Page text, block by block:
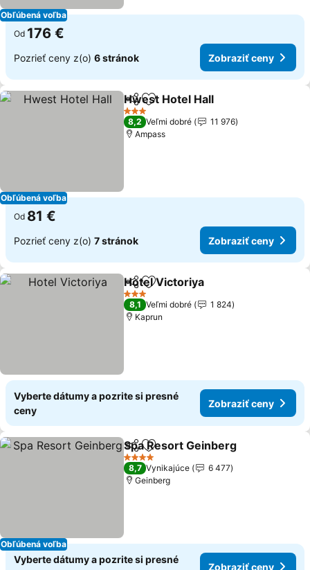
Obľúbená voľba
Od 176 €
Pozrieť ceny z(o) 6 stránok Zobraziť ceny
Obľúbená voľba
ZdieľaťPridať do obľúbených
Hwest Hotel Hall
3 Počet hviezdičiek
8,2 Veľmi dobré
11 976
Ampass
Od 81 €
Pozrieť ceny z(o) 7 stránok Zobraziť ceny
ZdieľaťPridať do obľúbených
Hotel Victoriya
3 Počet hviezdičiek
8,1 Veľmi dobré
1 824
Kaprun
Vyberte dátumy a pozrite si presné
ceny
Zobraziť ceny
Obľúbená voľba
ZdieľaťPridať do obľúbených
Spa Resort Geinberg
4 Počet hviezdičiek
8,7 Vynikajúce
6 477
Geinberg
Vyberte dátumy a pozrite si presné
Zobraziť ceny